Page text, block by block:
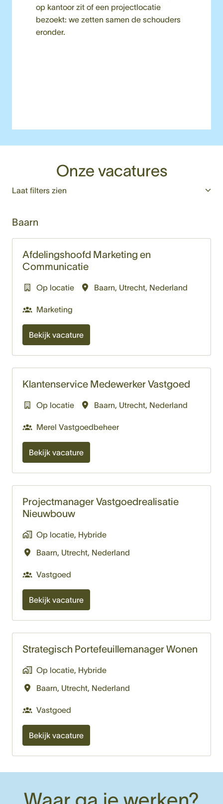
op kantoor zit of een projectlocatie
bezoekt: we zetten samen de schouders
eronder.
Onze vacatures
Laat filters zien
Baarn
Afdelingshoofd Marketing en
Communicatie
Op locatie Baarn, Utrecht, Nederland
Marketing
Bekijk vacature
Klantenservice Medewerker Vastgoed
Op locatie Baarn, Utrecht, Nederland
Merel Vastgoedbeheer
Bekijk vacature
Projectmanager Vastgoedrealisatie
Nieuwbouw
Op locatie, Hybride
Baarn, Utrecht, Nederland
Vastgoed
Bekijk vacature
Strategisch Portefeuillemanager Wonen
Op locatie, Hybride
Baarn, Utrecht, Nederland
Vastgoed
Bekijk vacature